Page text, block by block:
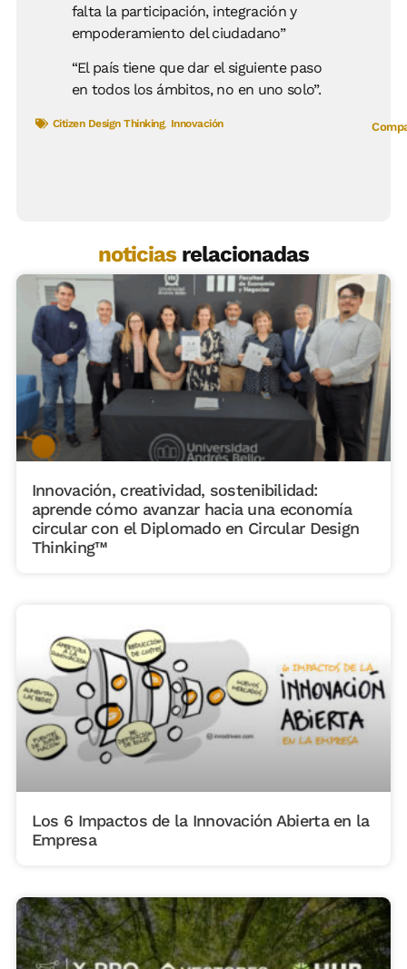
falta la participación, integración y
empoderamiento del ciudadano”
“El país tiene que dar el siguiente paso
en todos los ámbitos, no en uno solo”.
Citizen Design Thinking, Innovación
noticias relacionadas
Innovación, creatividad, sostenibilidad:
aprende cómo avanzar hacia una economía
circular con el Diplomado en Circular Design
Thinking™
Los 6 Impactos de la Innovación Abierta en la
Empresa